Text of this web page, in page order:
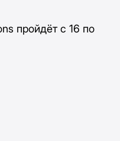
пройдёт с 16 по